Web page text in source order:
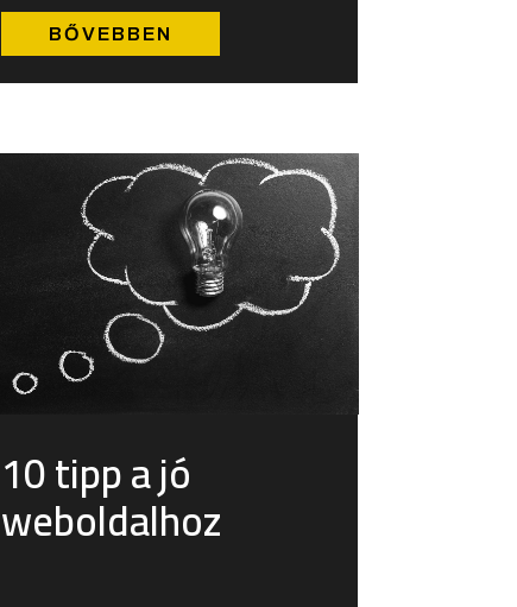
BŐVEBBEN
10 tipp a jó
weboldalhoz